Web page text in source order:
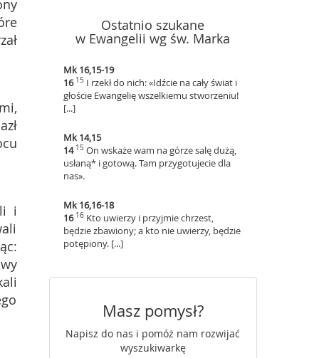
i
Ostatnio szukane
w Ewangelii wg św. Marka
Mk 16,15-19
1615 I rzekł do nich: «Idźcie na cały świat i
głoście Ewangelię wszelkiemu stworzeniu!
[...]
Mk 14,15
1415 On wskaże wam na górze salę dużą,
usłaną* i gotową. Tam przygotujecie dla
nas».
Mk 16,16-18
1616 Kto uwierzy i przyjmie chrzest,
będzie zbawiony; a kto nie uwierzy, będzie
potępiony. [...]
Masz pomysł?
Napisz do nas i pomóż nam rozwijać
wyszukiwarkę